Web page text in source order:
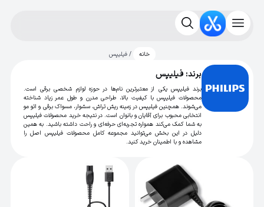
خانه / فیلیپس
برند: فیلیپس
برند فیلیپس یکی از معتبرترین نام‌ها در حوزه لوازم شخصی برقی است.
محصولات فیلیپس با کیفیت بالا، طراحی مدرن و طول عمر زیاد شناخته
می‌شوند. همچنین فیلیپس در زمینه ریش تراش، سشوار، مسواک برقی و اتو مو
انتخابی محبوب برای آقایان و بانوان است. در نتیجه خرید محصولات فیلیپس
به شما کمک می‌کند همواره تجربه‌ای حرفه‌ای و راحت داشته باشید. به همین
دلیل در این بخش می‌توانید مجموعه کامل محصولات فیلیپس اصل را
مشاهده و با اطمینان خرید کنید.